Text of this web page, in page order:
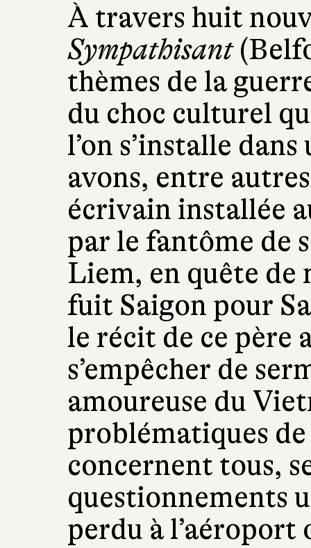
À travers huit
Sympathisant
thèmes de la
du choc culturel
l’on s’installe
avons, entre
écrivain installée
par le fantôme de
Liem, en quête de
fuit Saigon pour
le récit de ce père
s’empêcher de
amoureuse du
problématiques
concernent tous,
questionnements
perdu à l’aéroport